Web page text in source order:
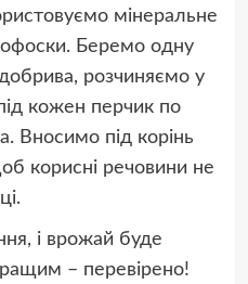
мінеральне
Беремо одну
розчиняємо у
кожен перчик по
Вносимо під корінь
корисні речовини не
і врожай буде
– перевірено!